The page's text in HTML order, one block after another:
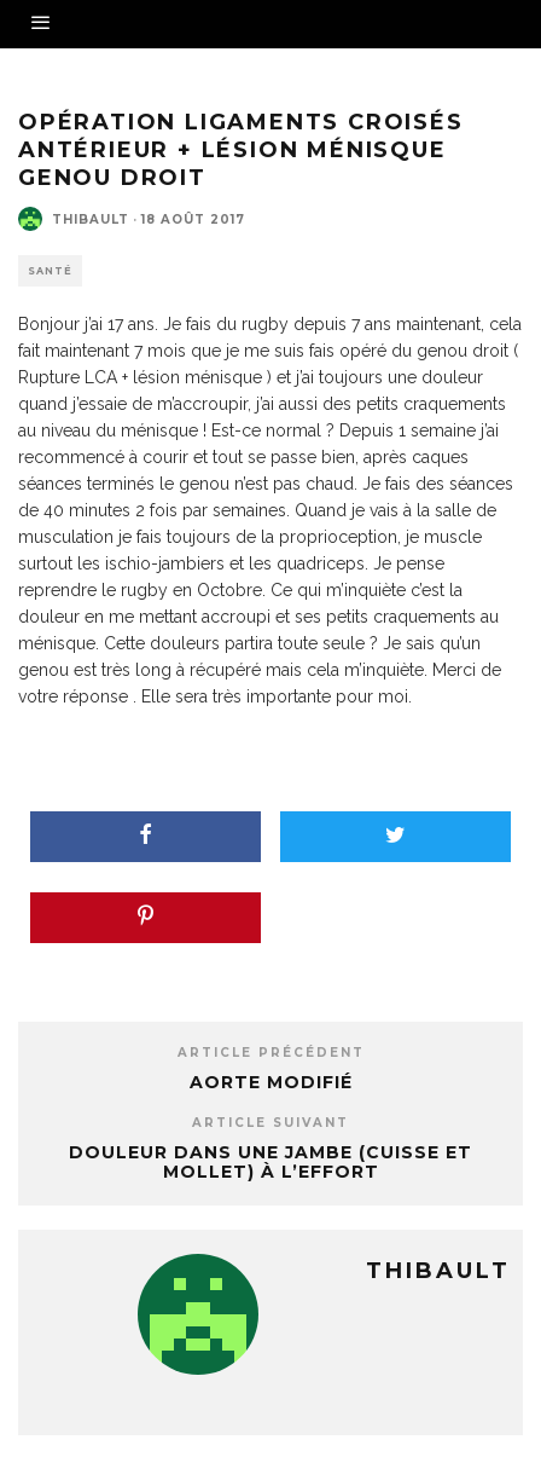
OPÉRATION LIGAMENTS CROISÉS
ANTÉRIEUR + LÉSION MÉNISQUE
GENOU DROIT
THIBAULT · 18 AOÛT 2017
SANTÉ
Bonjour j’ai 17 ans. Je fais du rugby depuis 7 ans maintenant, cela
fait maintenant 7 mois que je me suis fais opéré du genou droit (
Rupture LCA + lésion ménisque ) et j’ai toujours une douleur
quand j’essaie de m’accroupir, j’ai aussi des petits craquements
au niveau du ménisque ! Est-ce normal ? Depuis 1 semaine j’ai
recommencé à courir et tout se passe bien, après caques
séances terminés le genou n’est pas chaud. Je fais des séances
de 40 minutes 2 fois par semaines. Quand je vais à la salle de
musculation je fais toujours de la proprioception, je muscle
surtout les ischio-jambiers et les quadriceps. Je pense
reprendre le rugby en Octobre. Ce qui m’inquiète c’est la
douleur en me mettant accroupi et ses petits craquements au
ménisque. Cette douleurs partira toute seule ? Je sais qu’un
genou est très long à récupéré mais cela m’inquiète. Merci de
votre réponse . Elle sera très importante pour moi.
ARTICLE PRÉCÉDENT
AORTE MODIFIÉ
ARTICLE SUIVANT
DOULEUR DANS UNE JAMBE (CUISSE ET
MOLLET) À L’EFFORT
THIBAULT